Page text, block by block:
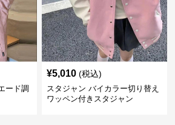
ード調
¥5,010 (税込)
スタジャン バイカラー切り替え
ワッペン付きスタジャン